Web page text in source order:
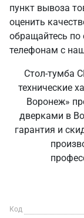
пункт вывоза
оценить
обращайтесь по
телефонам с
Стол-тумба
технические
Воронеж»
дверками в
гарантия и
Код